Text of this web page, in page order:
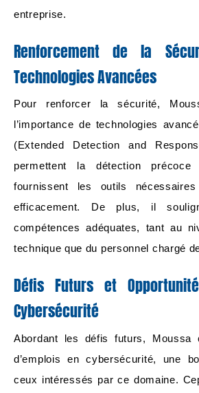
entreprise.
Renforcement de la
Technologies Avancées
Pour renforcer la sécurité,
l’importance de technologies
(Extended Detection and
permettent la détection
fournissent les outils
efficacement. De plus, il
compétences adéquates, tant au
technique que du personnel chargé
Défis Futurs et
Cybersécurité
Abordant les défis futurs, Moussa
d’emplois en cybersécurité, une
ceux intéressés par ce domaine.